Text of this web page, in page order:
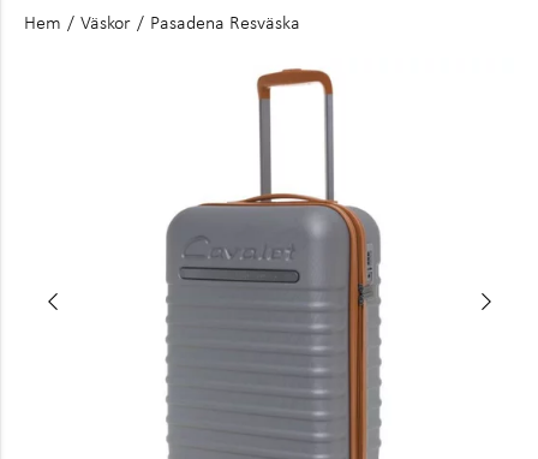
Hem / Väskor / Pasadena Resväska